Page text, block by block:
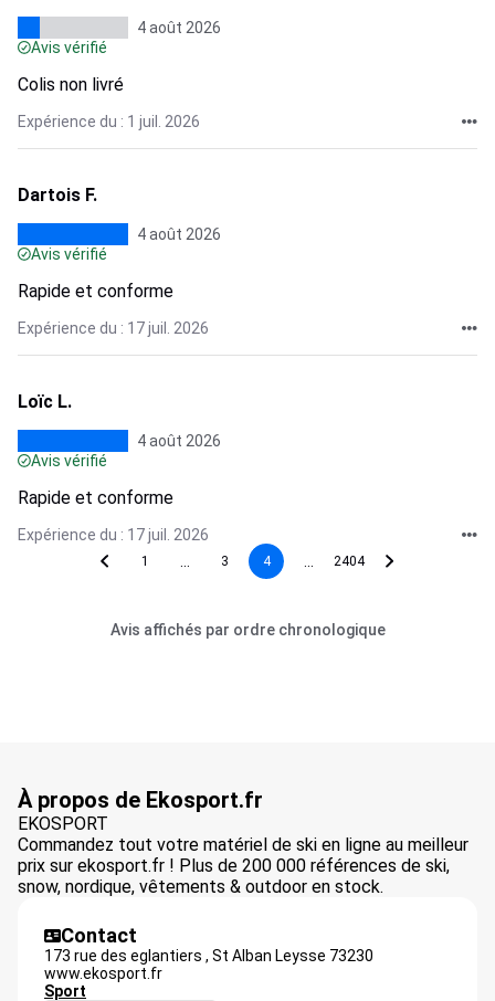
4 août 2026
Avis vérifié
Colis non livré
Expérience du : 1 juil. 2026
Dartois F.
4 août 2026
Avis vérifié
Rapide et conforme
Expérience du : 17 juil. 2026
Loïc L.
4 août 2026
Avis vérifié
Rapide et conforme
Expérience du : 17 juil. 2026
1 3 4 2404
Avis affichés par ordre chronologique
À propos de Ekosport.fr
EKOSPORT
Commandez tout votre matériel de ski en ligne au meilleur
prix sur ekosport.fr ! Plus de 200 000 références de ski,
snow, nordique, vêtements & outdoor en stock.
Contact
173 rue des eglantiers , St Alban Leysse 73230
www.ekosport.fr
Sport